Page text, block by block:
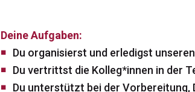
Deine Aufgaben:
Du organisierst und erledigst
Du vertrittst die Kolleg*innen in der
Du unterstützt bei der Vorbereitung,